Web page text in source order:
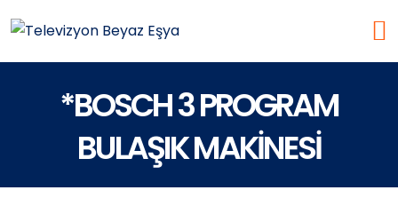
*BOSCH 3 PROGRAM
BULAŞIK MAKİNESİ